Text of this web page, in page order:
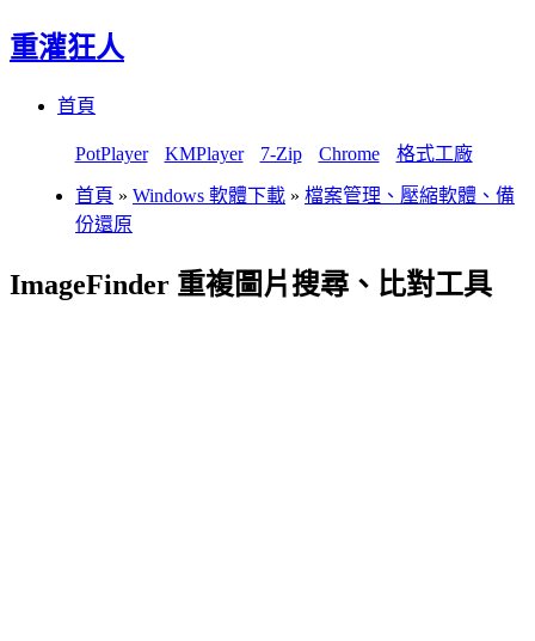
重灌狂人
首頁
PotPlayer KMPlayer 7-Zip Chrome 格式工廠
首頁 » Windows 軟體下載 » 檔案管理、壓縮軟體、備
份還原
ImageFinder 重複圖片搜尋、比對工具